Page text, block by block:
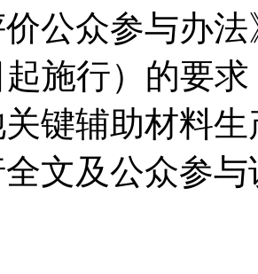
公众参与办
施行）的要
键辅助材料
文及公众参